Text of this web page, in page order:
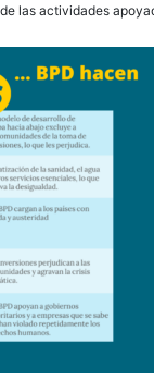
las actividades